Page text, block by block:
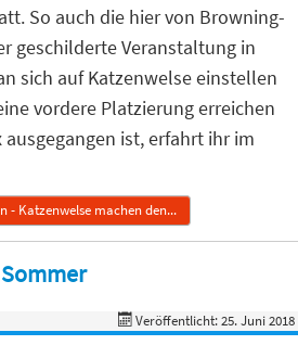
So auch die hier von Browning-
geschilderte Veranstaltung in
sich auf Katzenwelse einstellen
vordere Platzierung erreichen
ist, erfahrt ihr im
- Katzenwelse machen den...
Veröffentlicht: 25. Juni 2018